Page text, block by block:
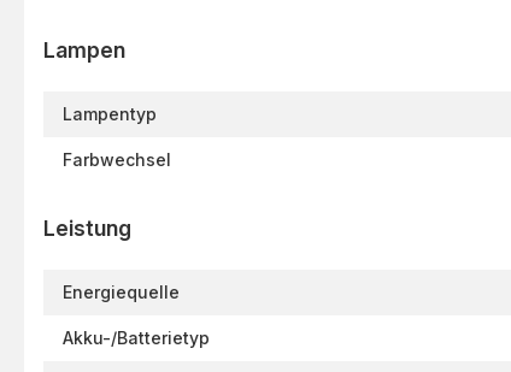
Lampen
Lampentyp
Farbwechsel
Leistung
Energiequelle
Akku-/Batterietyp